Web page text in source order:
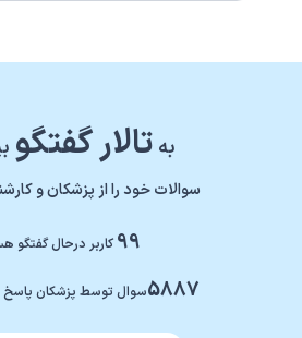
به تالار گفتگو
سوالات خود را از پزشکان و
99 کاربر درحال گفتگو
5887سوال توسط پزشکان